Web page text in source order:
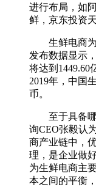
进行布局，如
鲜，京东投资
生鲜电商为
发布数据显示
将达到1449.60
2019年，中国
币。
至于具备哪
询CEO张毅认
商产业链中，
理，是企业做
为生鲜电商主
本之间的平衡